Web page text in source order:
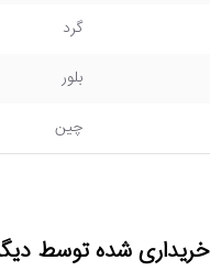
گرد
بلور
چین
خریداری شده توسط